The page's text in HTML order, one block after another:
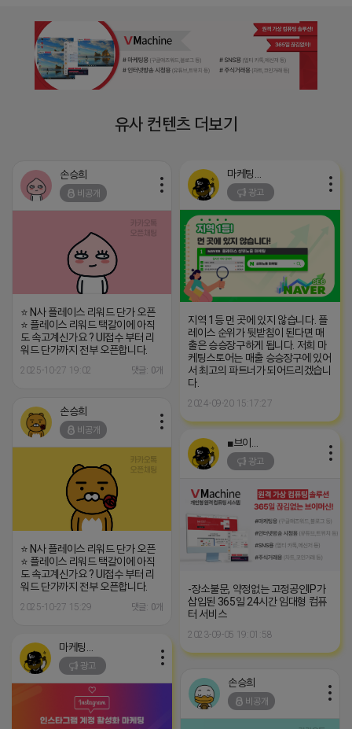
유사 컨텐츠 더보기
손승희
비공개
⭐ N사 플레이스 리워드 단가 오픈
⭐ 플레이스 리워드 택갈이에 아직
도 속고계신가요 ? UI접수 부터 리
워드 단가까지 전부 오픈합니다.
2025-10-27 19:02 댓글: 0개
광고
지역 1등 먼 곳에 있지 않습니다. 플
레이스 순위가 뒷받침이 된다면 매
출은 승승장구하게 됩니다. 저희 마
케팅스토어는 매출 승승장구에 있어
서 최고의 파트너가 되어드리겠습니
다.
2024-09-20 15:17:27
손승희
비공개
⭐ N사 플레이스 리워드 단가 오픈
⭐ 플레이스 리워드 택갈이에 아직
도 속고계신가요 ? UI접수 부터 리
워드 단가까지 전부 오픈합니다.
2025-10-27 15:29 댓글: 0개
광고
-장소불문, 약정없는 고정공인IP가
삽입된 365일 24시간 임대형 컴퓨
터 서비스
2023-09-05 19:01:58
광고
손승희
비공개